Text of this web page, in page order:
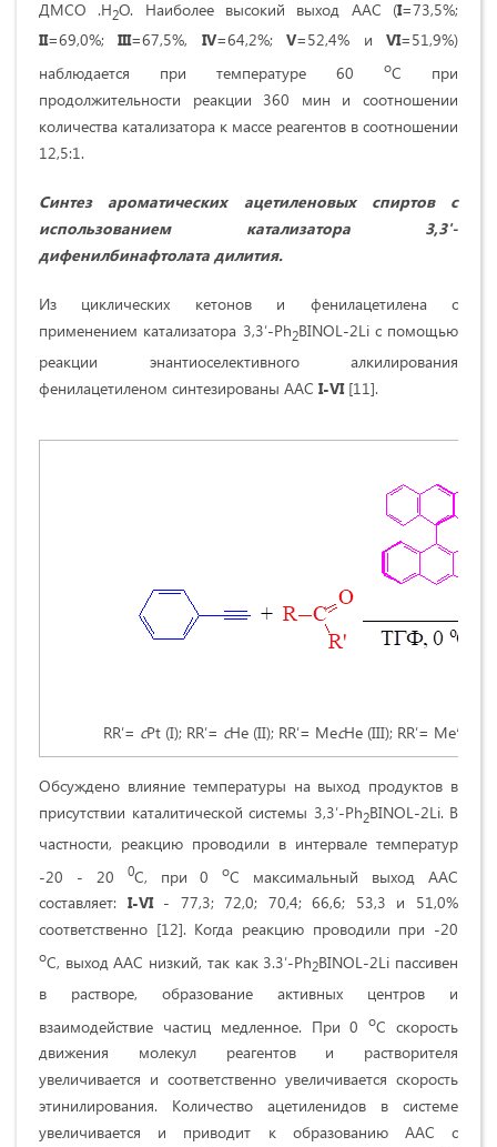
ДМСО .Н2O. Наиболее высокий выход ААС (I=73,5%;
II=69,0%;III=67,5%, IV=64,2%;V=52,4% иVI=51,9%)
наблюдается при температуре 60 оС при
продолжительности реакции 360 мин и соотношении
количества катализатора к массе реагентов в соотношении
12,5:1.
Синтез ароматических ацетиленовых спиртов с
использованием катализатора 3,3'-
дифенилбинафтолата дилития.
Из циклических кетонов и фенилацетилена
с
применением катализатора 3,3ʹ-Ph2BINOL-2Li с помощью
реакции энантиоселективного алкилирования
фенилацетиленом синтезированы ААС I-VI [11].
RRʹ= cPt (I); RRʹ= cHe (II); RRʹ= MecHe (III); RRʹ= Mei
Обсуждено влияние температуры на выход продуктов в
присутствии каталитической системы 3,3ʹ-Ph2BINOL-2Li. В
частности, реакцию проводили в интервале температур
-20 - 20
0C, при 0оC максимальный выход ААС
составляет: I-VI- 77,3; 72,0; 70,4; 66,6; 53,3 и 51,0%
соответственно [12]. Когда реакцию проводили при -20
оC, выход ААС низкий, так как 3.3ʹ-Ph2BINOL-2Li пассивен
в растворе, образование активных центров и
взаимодействие частиц медленное. При 0оC скорость
движения молекул реагентов и растворителя
увеличивается и соответственно увеличивается скорость
этинилирования. Количество ацетиленидов в системе
увеличивается и приводит к образованию ААС с